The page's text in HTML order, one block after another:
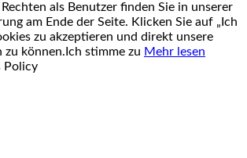
als Benutzer finden Sie in unserer
am Ende der Seite. Klicken Sie auf „Ich
zu akzeptieren und direkt unsere
zu können. Ich stimme zu Mehr lesen
Policy